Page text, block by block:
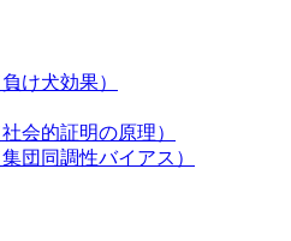
け犬効果）
会的証明の原理）
団同調性バイアス）